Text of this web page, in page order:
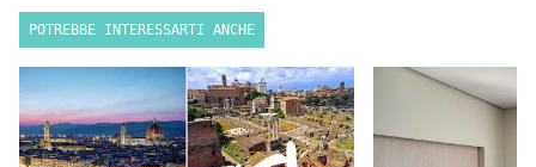
POTREBBE INTERESSARTI ANCHE